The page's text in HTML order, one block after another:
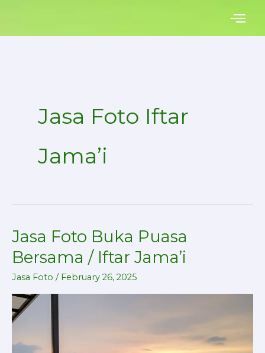
content
Jasa Foto Iftar
Jama’i
Jasa Foto Buka Puasa
Bersama / Iftar Jama’i
Jasa Foto / February 26, 2025
Jasa
Foto
Buka
Puasa
Bersama
/
Jama’i